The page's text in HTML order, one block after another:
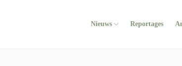
Nieuws Reportages